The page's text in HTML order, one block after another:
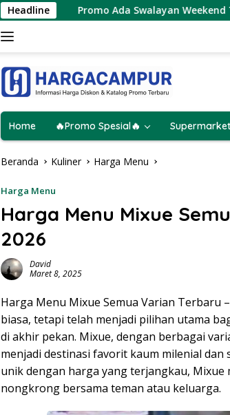
Headline
Promo Ada Swalayan Weekend Terbaru 8 – 9
Home 🔥Promo Spesial🔥 Supermarket
Beranda Kuliner Harga Menu
Harga Menu
Harga Menu Mixue
2026
David
Maret 8, 2025
Harga Menu Mixue Semua Varian Terbaru
biasa, tetapi telah menjadi pilihan utama
di akhir pekan. Mixue, dengan berbagai
menjadi destinasi favorit kaum milenial
unik dengan harga yang terjangkau,
nongkrong bersama teman atau keluarga.